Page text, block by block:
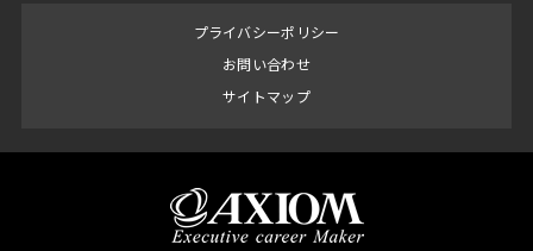
プライバシーポリシー
お問い合わせ
サイトマップ